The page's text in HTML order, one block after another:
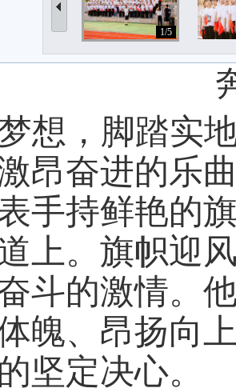
1/5
想，脚踏实
昂奋进的乐
手持鲜艳的
上。旗帜迎
斗的激情。
魄、昂扬向
坚定决心。